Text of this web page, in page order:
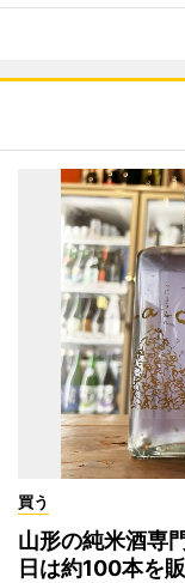
買う
山形の純米酒専
日は約100本を